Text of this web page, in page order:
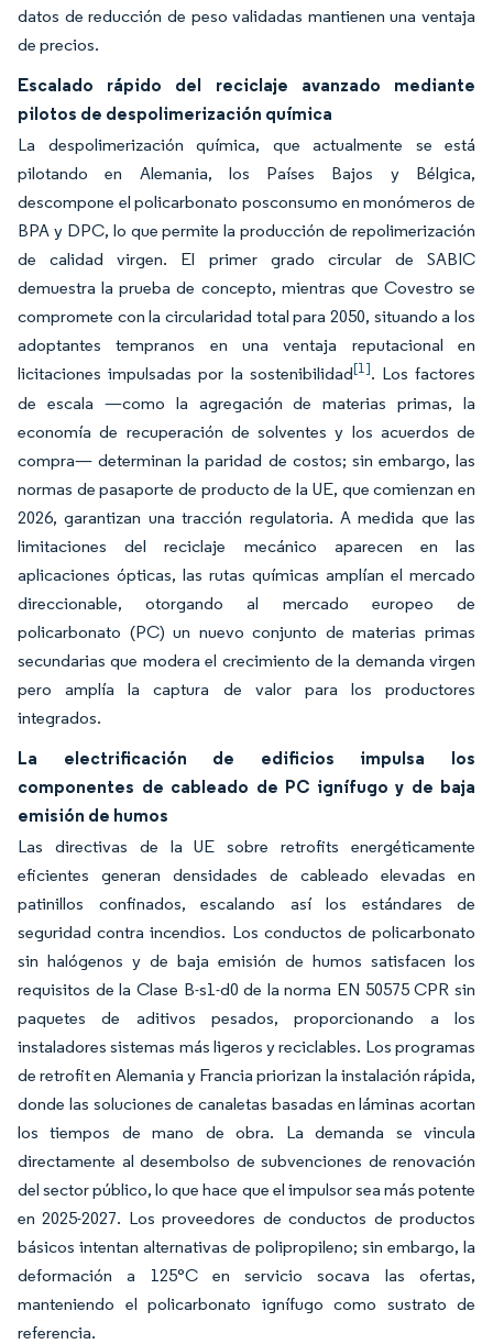
datos de reducción de peso validadas mantienen una ventaja
de precios.
Escalado rápido del reciclaje avanzado mediante
pilotos de despolimerización química
La despolimerización química, que actualmente se está
pilotando en Alemania, los Países Bajos y Bélgica,
descompone el policarbonato posconsumo en monómeros de
BPA y DPC, lo que permite la producción de repolimerización
de calidad virgen. El primer grado circular de SABIC
demuestra la prueba de concepto, mientras que Covestro se
compromete con la circularidad total para 2050, situando a los
adoptantes tempranos en una ventaja reputacional en
licitaciones impulsadas por la sostenibilidad[1]. Los factores
de escala —como la agregación de materias primas, la
economía de recuperación de solventes y los acuerdos de
compra— determinan la paridad de costos; sin embargo, las
normas de pasaporte de producto de la UE, que comienzan en
2026, garantizan una tracción regulatoria. A medida que las
limitaciones del reciclaje mecánico aparecen en las
aplicaciones ópticas, las rutas químicas amplían el mercado
direccionable, otorgando al mercado europeo de
policarbonato (PC) un nuevo conjunto de materias primas
secundarias que modera el crecimiento de la demanda virgen
pero amplía la captura de valor para los productores
integrados.
La electrificación de edificios impulsa los
componentes de cableado de PC ignífugo y de baja
emisión de humos
Las directivas de la UE sobre retrofits energéticamente
eficientes generan densidades de cableado elevadas en
patinillos confinados, escalando así los estándares de
seguridad contra incendios. Los conductos de policarbonato
sin halógenos y de baja emisión de humos satisfacen los
requisitos de la Clase B-s1-d0 de la norma EN 50575 CPR sin
paquetes de aditivos pesados, proporcionando a los
instaladores sistemas más ligeros y reciclables. Los programas
de retrofit en Alemania y Francia priorizan la instalación rápida,
donde las soluciones de canaletas basadas en láminas acortan
los tiempos de mano de obra. La demanda se vincula
directamente al desembolso de subvenciones de renovación
del sector público, lo que hace que el impulsor sea más potente
en 2025-2027. Los proveedores de conductos de productos
básicos intentan alternativas de polipropileno; sin embargo, la
deformación a 125°C en servicio socava las ofertas,
manteniendo el policarbonato ignífugo como sustrato de
referencia.